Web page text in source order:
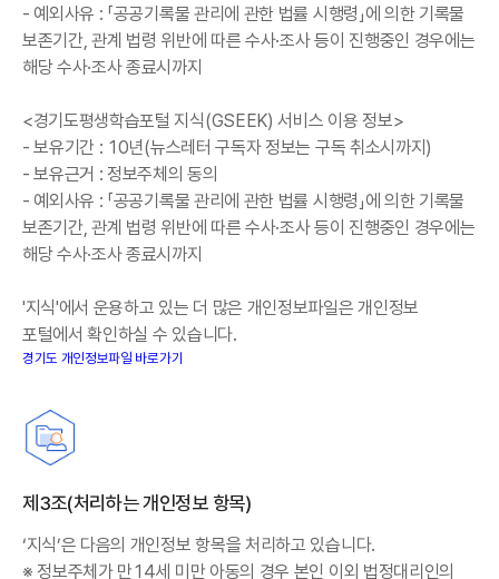
- 예외사유 : 「공공기록물 관리에 관한 법률 시행령」에 의한 기록물
보존기간, 관계 법령 위반에 따른 수사·조사 등이 진행중인 경우에는
해당 수사·조사 종료시까지
<경기도평생학습포털 지식(GSEEK) 서비스 이용 정보>
- 보유기간 : 10년(뉴스레터 구독자 정보는 구독 취소시까지)
- 보유근거 : 정보주체의 동의
- 예외사유 : 「공공기록물 관리에 관한 법률 시행령」에 의한 기록물
보존기간, 관계 법령 위반에 따른 수사·조사 등이 진행중인 경우에는
해당 수사·조사 종료시까지
'지식'에서 운용하고 있는 더 많은 개인정보파일은 개인정보
포털에서 확인하실 수 있습니다.
경기도 개인정보파일 바로가기
제3조(처리하는 개인정보 항목)
‘지식’은 다음의 개인정보 항목을 처리하고 있습니다.
※ 정보주체가 만14세 미만 아동의 경우 본인 이외 법정대리인의